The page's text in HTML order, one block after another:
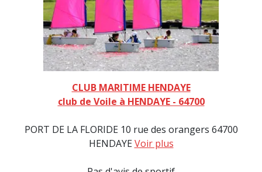
CLUB MARITIME HENDAYE
club de Voile à HENDAYE - 64700
PORT DE LA FLORIDE 10 rue des orangers 64700
HENDAYEVoir plus